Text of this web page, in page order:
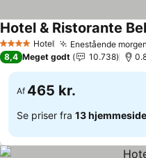
4 StjernerHotel Enestående
Hotel & Ristorante
8,4 Meget godt 10.738
Af 465 kr.
Se priser fra 13